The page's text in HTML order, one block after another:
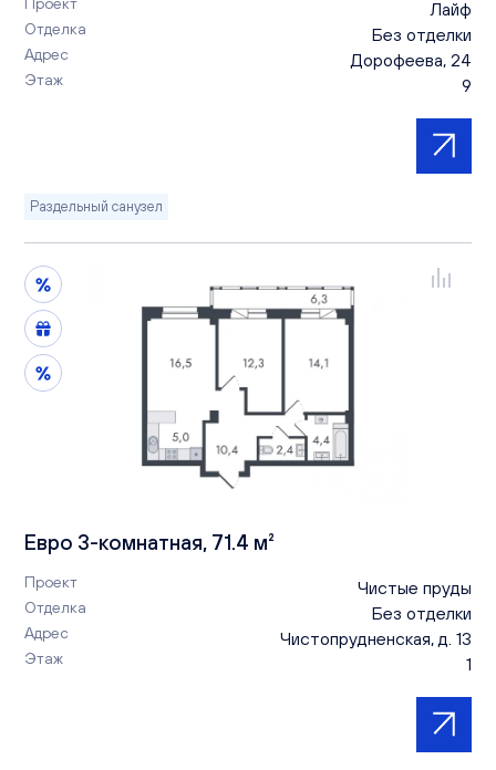
Лайф
Отделка Без отделки
Адрес Дорофеева, 24
Этаж 9
Раздельный санузел
Евро 3-комнатная, 71.4 м²
Проект Чистые пруды
Отделка Без отделки
Адрес Чистопрудненская, д. 13
Этаж 1